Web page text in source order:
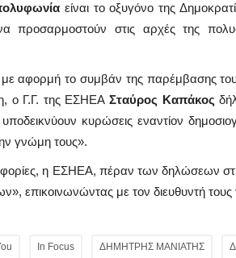
είναι το οξυγόνο της
προσαρμοστούν στις αρχές της
με αφορμή το συμβάν της παρέμβασης
ο Γ.Γ. της ΕΣΗΕΑ Σταύρος Καπάκος
υποδεικνύουν κυρώσεις εναντίον
γνώμη τους».
η ΕΣΗΕΑ, πέραν των δηλώσεων
επικοινωνώντας με τον διευθυντή τους
In Focus ΔΗΜΗΤΡΗΣ ΜΑΝΙΑΤΗΣ